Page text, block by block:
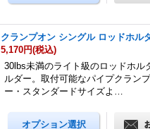
クランプオン シングル ロッドホ
5,170円(税込)
30lbs未満のライト級のロッドホル
ルダー。取付可能なパイプクラン
ー・スタンダードサイズよ…